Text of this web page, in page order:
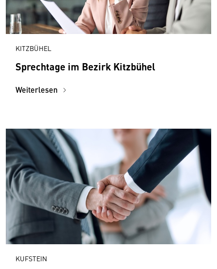
KITZBÜHEL
Sprechtage im Bezirk Kitzbühel
Weiterlesen
KUFSTEIN